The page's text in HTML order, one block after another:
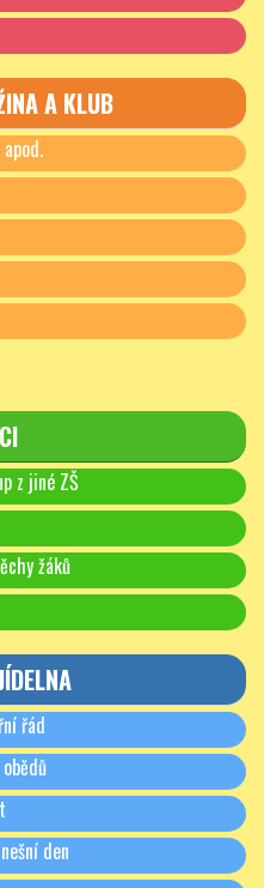
A KLUB
z jiné ZŠ
žáků
řád
den